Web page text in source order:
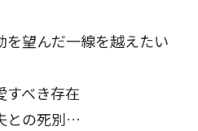
を望んだ一線を越えたい
すべき存在
との死別…